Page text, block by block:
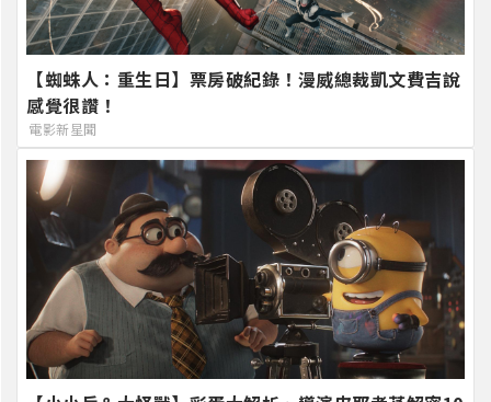
【蜘蛛人：重生日】票房破紀錄！漫威總裁凱文費吉說
感覺很讚！
電影新星聞